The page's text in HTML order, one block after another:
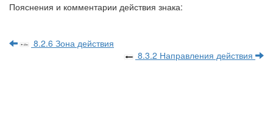
Пояснения и комментарии действия знака:
8.2.6 Зона действия
8.3.2 Направления действия